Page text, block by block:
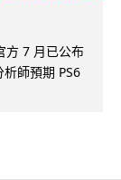
方 7 月已公布
師預期 PS6